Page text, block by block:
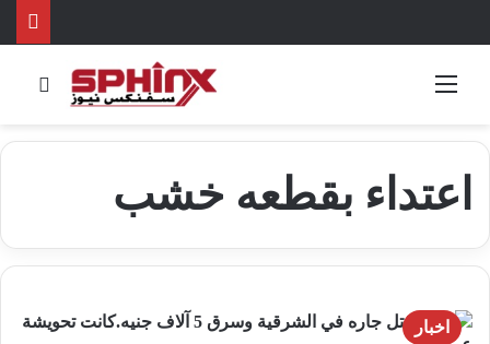
اعتداء بقطعه خشب
اخبار